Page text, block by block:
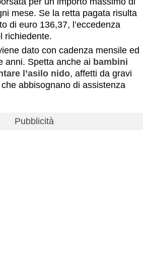
mese. Se la retta pagata risulta
di euro 136,37, l’eccedenza
richiedente.
dato con cadenza mensile ed
anni. Spetta anche ai bambini
l’asilo nido, affetti da gravi
abbisognano di assistenza
Pubblicità